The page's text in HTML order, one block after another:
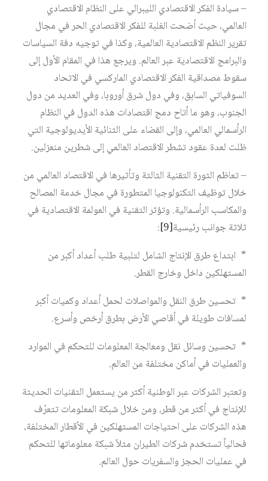
– سيادة الفكر الاقتصادي الليبرالي على النظام الاقتصادي
العالمي، حيث أضحت الغلبة للفكر الاقتصادي الحر في مجال
تقرير النظم الاقتصادية العالمية، وكذا في توجيه دفة السياسات
والبرامج الاقتصادية عبر العالم. ويرجع هذا في المقام الأول إلى
سقوط مصداقية الفكر الاقتصادي الماركسي في الاتحاد
السوفياتي السابق، وفي دول شرق أوروبا، وفي العديد من دول
الجنوب، وهو ما أتاح دمج اقتصادات هذه الدول في النظام
الرأسمالي العالمي، وإلى القضاء على الثنائية الأيديولوجية التي
ظلت لعدة عقود تشطر الاقتصاد العالمي إلى شطرين منعزلين.
– تعاظم الثورة التقنية الثالثة وتأثيرها في الاقتصاد العالمي من
خلال توظيف التكنولوجيا المتطورة في مجال خدمة المصالح
والمكاسب الرأسمالية. وتؤثر التقنية في العولمة الاقتصادية في
ثلاثة جوانب رئيسية[9]
:
* ابتداع طرق الإنتاج الشامل لتلبية طلب أعداد أكبر من
المستهلكين داخل وخارج القطر.
* تحسين طرق النقل والمواصلات لحمل أعداد وكميات أكبر
لمسافات طويلة في أقاصي الأرض بطرق أرخص وأسرع.
* تحسين وسائل نقل ومعالجة المعلومات للتحكم في الموارد
والعمليات في أماكن مختلفة من العالم.
وتعتبر الشركات عبر الوطنية أكثر من يستعمل التقنيات الحديثة
للإنتاج في أكثر من قطر، ومن خلال شبكة المعلومات تتعرّف
هذه الشركات على احتياجات المستهلكين في الأقطار المختلفة،
فحالياً تستخدم شركات الطيران مثلاً شبكة معلوماتها للتحكم
في عمليات الحجز والسفريات حول العالم.